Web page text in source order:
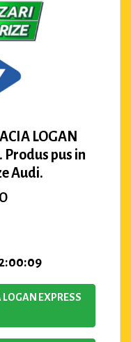
LOGAN
Produs pus in
Audi.
EXPRESS